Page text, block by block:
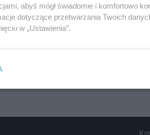
abyś mógł świadomie i komfortowo
dotyczące przetwarzania Twoich
w „Ustawienia”.